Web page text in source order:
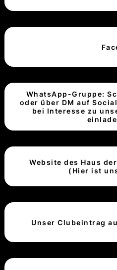
WhatsApp-Gruppe:
oder über DM auf
bei Interesse zu
Website des Haus
(Hier ist
Unser Clubeintrag